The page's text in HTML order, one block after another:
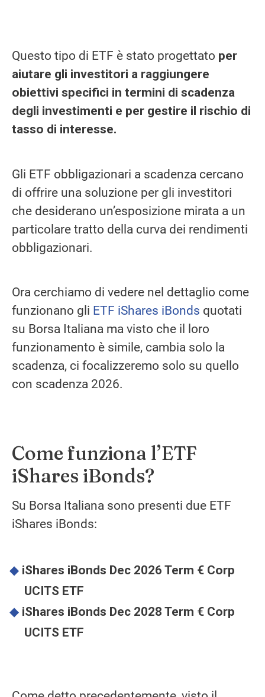
Questo tipo di ETF è stato progettato per
aiutare gli investitori a raggiungere
obiettivi specifici in termini di scadenza
degli investimenti e per gestire il rischio di
tasso di interesse.
Gli ETF obbligazionari a scadenza cercano
di offrire una soluzione per gli investitori
che desiderano un’esposizione mirata a un
particolare tratto della curva dei rendimenti
obbligazionari.
Ora cerchiamo di vedere nel dettaglio come
funzionano gli ETF iShares iBonds quotati
su Borsa Italiana ma visto che il loro
funzionamento è simile, cambia solo la
scadenza, ci focalizzeremo solo su quello
con scadenza 2026.
Come funziona l’ETF
iShares iBonds?
Su Borsa Italiana sono presenti due ETF
iShares iBonds:
iShares iBonds Dec 2026 Term € Corp
UCITS ETF
iShares iBonds Dec 2028 Term € Corp
UCITS ETF